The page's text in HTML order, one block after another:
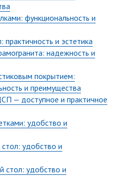
функциональность и
и эстетика
надежность и
покрытием:
и преимущества
— доступное и практичное
удобство и
удобство и
стол: удобство и